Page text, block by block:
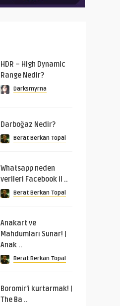
HDR – High Dynamic
Range Nedir?
Darksmyrna
Darboğaz Nedir?
Berat Berkan Topal
Whatsapp neden
verileri Facebook il ..
Berat Berkan Topal
Anakart ve
Mahdumları Sunar! |
Anak ..
Berat Berkan Topal
Boromir’i kurtarmak! |
The Ba ..